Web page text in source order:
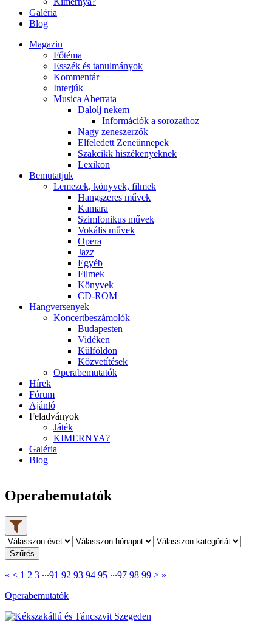
Galéria
Blog
Magazin
Főtéma
Esszék és tanulmányok
Kommentár
Interjúk
Musica Aberrata
Dalolj nekem
Információk a sorozathoz
Nagy zeneszerzők
Elfeledett Zeneünnepek
Szakcikk hiszékenyeknek
Lexikon
Bemutatjuk
Lemezek, könyvek, filmek
Hangszeres művek
Kamara
Szimfonikus művek
Vokális művek
Opera
Jazz
Egyéb
Filmek
Könyvek
CD-ROM
Hangversenyek
Koncertbeszámolók
Budapesten
Vidéken
Külföldön
Közvetítések
Operabemutatók
Hírek
Fórum
Ajánló
Feladványok
Játék
KIMERNYA?
Galéria
Blog
Operabemutatók

« < 1 2 3 ∙∙∙91 92 93 94 95 ∙∙∙97 98 99 > »
Operabemutatók